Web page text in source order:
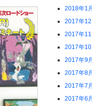
2018年1月
2017年12
2017年11
2017年10
2017年9月
2017年8月
2017年7月
2017年6月